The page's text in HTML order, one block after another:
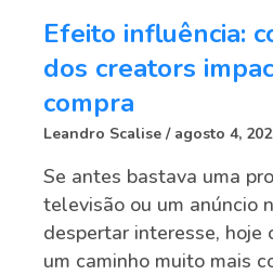
Efeito influência:
dos creators
compra
Leandro Scalise agosto 4,
Se antes bastava uma
televisão ou um anúncio
despertar interesse, hoje
um caminho muito mais